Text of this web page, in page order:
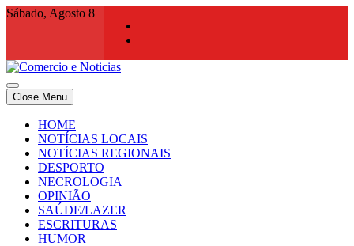
Skip
Sábado, Agosto 8
Comercio e Noticias
Notícias e Publicidade Online
Close Menu
HOME
NOTÍCIAS LOCAIS
NOTÍCIAS REGIONAIS
DESPORTO
NECROLOGIA
OPINIÃO
SAÚDE/LAZER
ESCRITURAS
HUMOR